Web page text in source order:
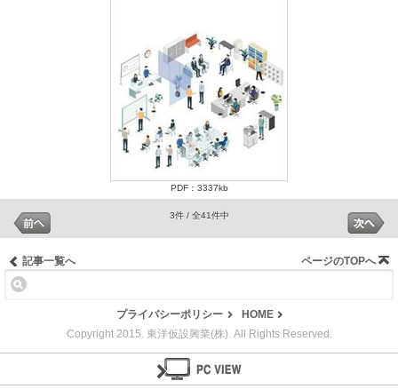
PDF：3337kb
3件 / 全41件中
記事一覧へ ページのTOPへ
プライバシーポリシー
HOME
Copyright 2015. 東洋仮設興業(株). All Rights Reserved.